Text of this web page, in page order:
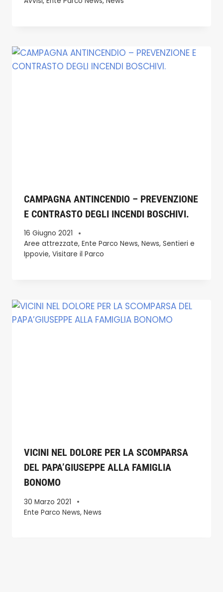
CAMPAGNA ANTINCENDIO – PREVENZIONE
E CONTRASTO DEGLI INCENDI BOSCHIVI.
16 Giugno 2021
Aree attrezzate, Ente Parco News, News, Sentieri e
Ippovie, Visitare il Parco
VICINI NEL DOLORE PER LA SCOMPARSA
DEL PAPA’GIUSEPPE ALLA FAMIGLIA
BONOMO
30 Marzo 2021
Ente Parco News, News